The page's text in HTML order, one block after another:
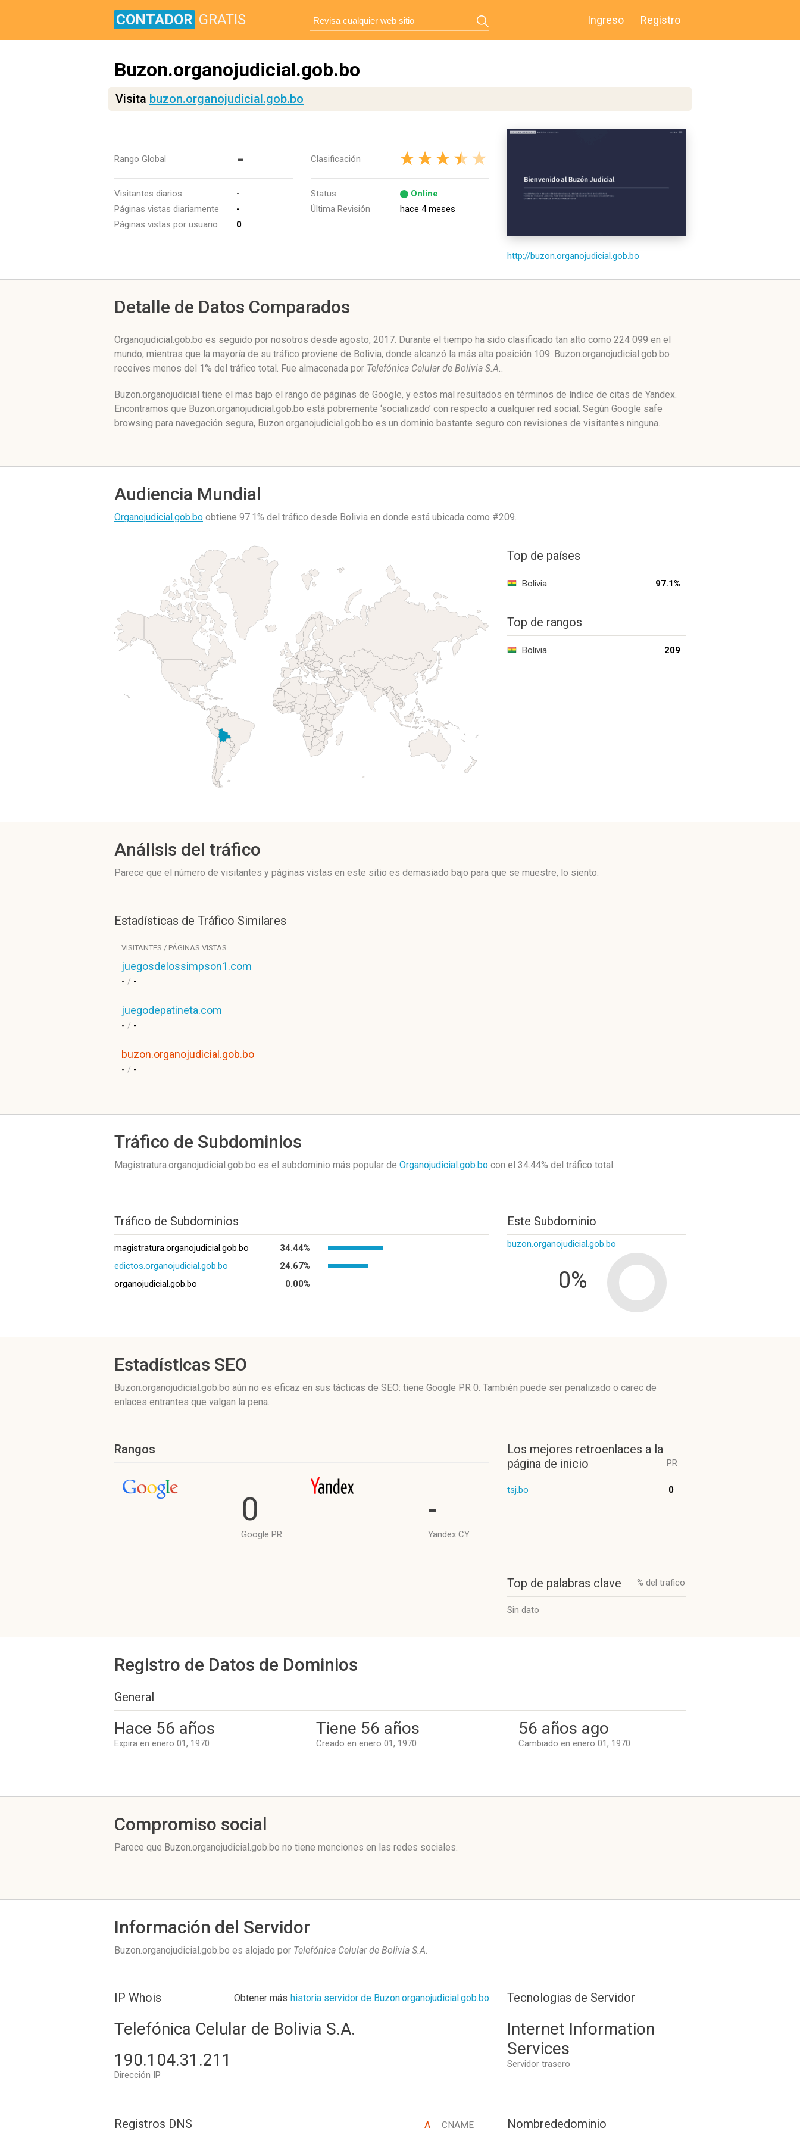
CONTADOR GRATIS Ingreso Registro
Buzon.organojudicial.gob.bo
Visita buzon.organojudicial.gob.bo
Rango Global -
Visitantes diarios
-
Páginas vistas diariamente
-
Páginas vistas por usuario
0
Clasificación
Status
Online
Última Revisión
hace 4 meses
http://buzon.organojudicial.gob.bo
Detalle de Datos Comparados
Organojudicial.gob.bo es seguido por nosotros desde agosto, 2017. Durante el tiempo ha sido clasificado tan alto como 224 099 en el
mundo, mientras que la mayoría de su tráfico proviene de Bolivia, donde alcanzó la más alta posición 109. Buzon.organojudicial.gob.bo
receives menos del 1% del tráfico total. Fue almacenada por Telefónica Celular de Bolivia S.A..
Buzon.organojudicial tiene el mas bajo el rango de páginas de Google, y estos mal resultados en términos de índice de citas de Yandex.
Encontramos que Buzon.organojudicial.gob.bo está pobremente ‘socializado’ con respecto a cualquier red social. Según Google safe
browsing para navegación segura, Buzon.organojudicial.gob.bo es un dominio bastante seguro con revisiones de visitantes ninguna.
Audiencia Mundial
Organojudicial.gob.bo obtiene 97.1% del tráfico desde Bolivia en donde está ubicada como #209.
Top de países
Bolivia 97.1%
Top de rangos
Bolivia 209
Análisis del tráfico
Parece que el número de visitantes y páginas vistas en este sitio es demasiado bajo para que se muestre, lo siento.
Estadísticas de Tráfico Similares
VISITANTES / PÁGINAS VISTAS
juegosdelossimpson1.com
- / -
juegodepatineta.com
- / -
buzon.organojudicial.gob.bo
- / -
Tráfico de Subdominios
Magistratura.organojudicial.gob.bo es el subdominio más popular de Organojudicial.gob.bo con el 34.44% del tráfico total.
Tráfico de Subdominios
magistratura.organojudicial.gob.bo
34.44%
edictos.organojudicial.gob.bo
24.67%
organojudicial.gob.bo
0.00%
Este Subdominio
buzon.organojudicial.gob.bo
0%
Estadísticas SEO
Buzon.organojudicial.gob.bo aún no es eficaz en sus tácticas de SEO: tiene Google PR 0. También puede ser penalizado o carec de
enlaces entrantes que valgan la pena.
Rangos
0
Google PR
-
Yandex CY
Los mejores retroenlaces a la
página de inicio
PR
tsj.bo 0
Top de palabras clave % del trafico
Sin dato
Registro de Datos de Dominios
General
Hace 56 años
Expira en enero 01, 1970
Tiene 56 años
Creado en enero 01, 1970
56 años ago
Cambiado en enero 01, 1970
Compromiso social
Parece que Buzon.organojudicial.gob.bo no tiene menciones en las redes sociales.
Información del Servidor
Buzon.organojudicial.gob.bo es alojado por Telefónica Celular de Bolivia S.A.
IP Whois Obtener más historia servidor de Buzon.organojudicial.gob.bo
Telefónica Celular de Bolivia S.A.
190.104.31.211
Dirección IP
Tecnologias de Servidor
Internet Information
Services
Servidor trasero
Registros DNS A CNAME Nombrededominio